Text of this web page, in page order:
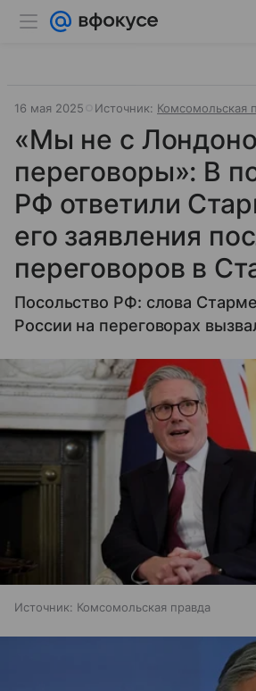
16 мая 2025 Источник: Комсомольская
«Мы не с
переговоры»: В
РФ ответили
его заявления
переговоров в
Посольство РФ: слова
России на переговорах
Источник: Комсомольская правда